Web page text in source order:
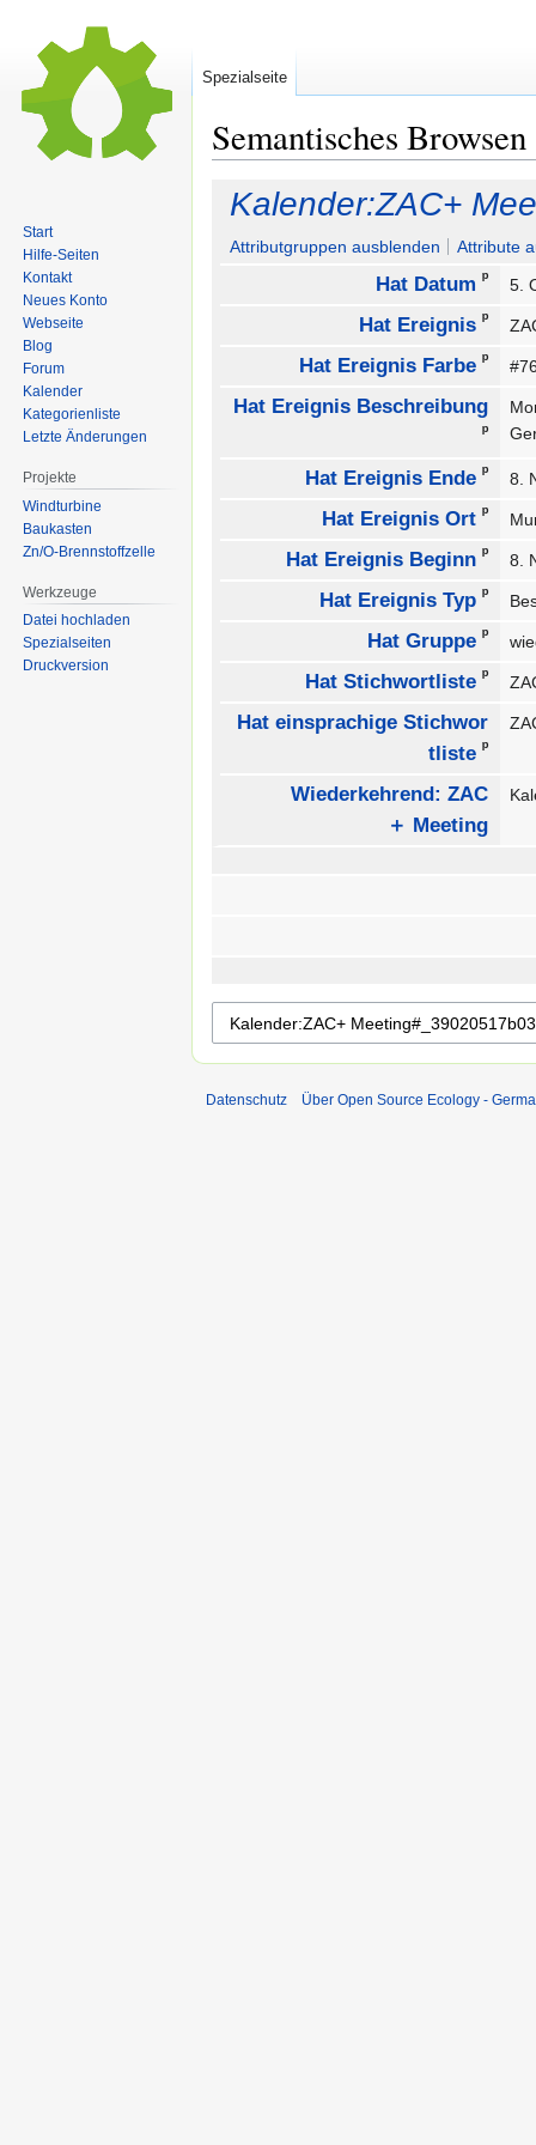
Semantisches Browsen
Zur
Navigation
springen
Zur
Suche
springen
Kalender:ZAC+
Attributgruppen ausblenden Attribute
Hat Datum ᵖ 5.
Hat Ereignis ᵖ
Hat Ereignis Farbe ᵖ
Hat Ereignis Beschreibung
ᵖ
Hat Ereignis Ende ᵖ 8.
Hat Ereignis Ort ᵖ
Hat Ereignis Beginn ᵖ 8.
Hat Ereignis Typ ᵖ
Hat Gruppe ᵖ
Hat Stichwortliste ᵖ
Hat einsprachige Stichwor
tliste ᵖ
Wiederkehrend: ZAC
＋ Meeting
Spezialseite
Start
Hilfe-Seiten
Kontakt
Neues Konto
Webseite
Blog
Forum
Kalender
Kategorienliste
Letzte Änderungen
Projekte
Windturbine
Baukasten
Zn/O-Brennstoffzelle
Werkzeuge
Datei hochladen
Spezialseiten
Druckversion
Datenschutz Über Open Source Ecology -